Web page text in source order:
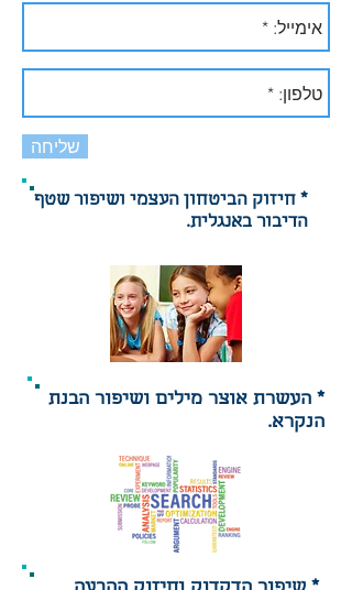
שליחה
* חיזוק הביטחון העצמי ושיפור שטף
הדיבור באנגלית.
* העשרת אוצר מילים ושיפור הבנת
הנקרא.